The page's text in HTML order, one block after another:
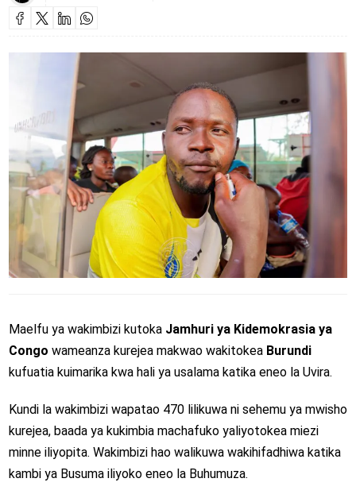
Maelfu ya wakimbizi kutoka Jamhuri ya Kidemokrasia ya
Congo wameanza kurejea makwao wakitokea Burundi
kufuatia kuimarika kwa hali ya usalama katika eneo la Uvira.
Kundi la wakimbizi wapatao 470 lilikuwa ni sehemu ya mwisho
kurejea, baada ya kukimbia machafuko yaliyotokea miezi
minne iliyopita. Wakimbizi hao walikuwa wakihifadhiwa katika
kambi ya Busuma iliyoko eneo la Buhumuza.